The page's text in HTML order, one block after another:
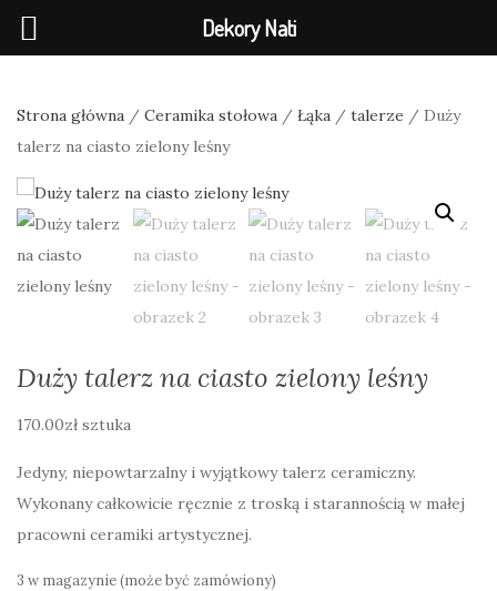
Strona główna / Ceramika stołowa / Łąka / talerze / Duży
talerz na ciasto zielony leśny
Duży talerz na ciasto zielony leśny
170.00zł sztuka
Jedyny, niepowtarzalny i wyjątkowy talerz ceramiczny.
Wykonany całkowicie ręcznie z troską i starannością w małej
pracowni ceramiki artystycznej.
3 w magazynie (może być zamówiony)
Dekory Nati